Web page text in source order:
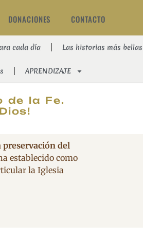
DONACIONES CONTACTO
cada día Las historias más bellas
APRENDIZAJE
de la Fe.
preservación del
establecido como
la Iglesia